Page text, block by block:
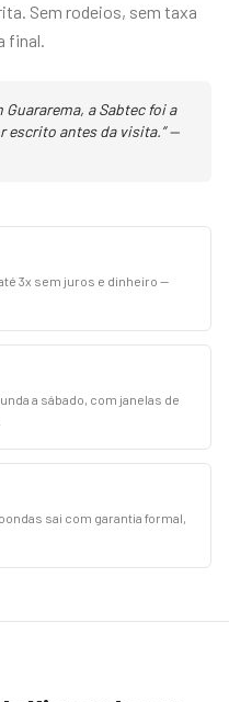
Sem rodeios, sem taxa
final.
a Sabtec foi a
escrito antes da visita.” —
3x sem juros e dinheiro —
a sábado, com janelas de
sai com garantia formal,